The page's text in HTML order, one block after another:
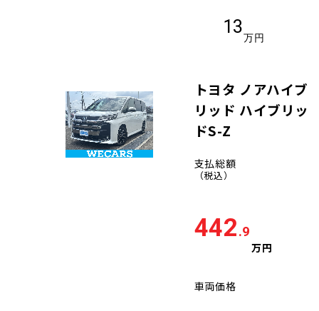
13
万円
トヨタ ノアハイブ
リッド ハイブリッ
ドS-Z
支払総額
（税込）
442.9
万円
車両価格